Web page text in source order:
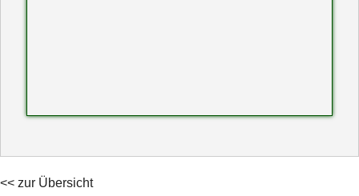
<< zur Übersicht